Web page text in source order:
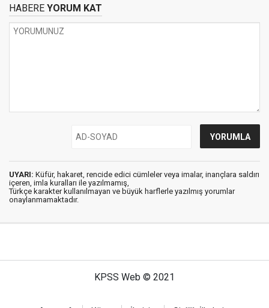
HABERE YORUM KAT
UYARI: Küfür, hakaret, rencide edici cümleler veya imalar, inançlara saldırı
içeren, imla kuralları ile yazılmamış,
Türkçe karakter kullanılmayan ve büyük harflerle yazılmış yorumlar
onaylanmamaktadır.
KPSS Web © 2021